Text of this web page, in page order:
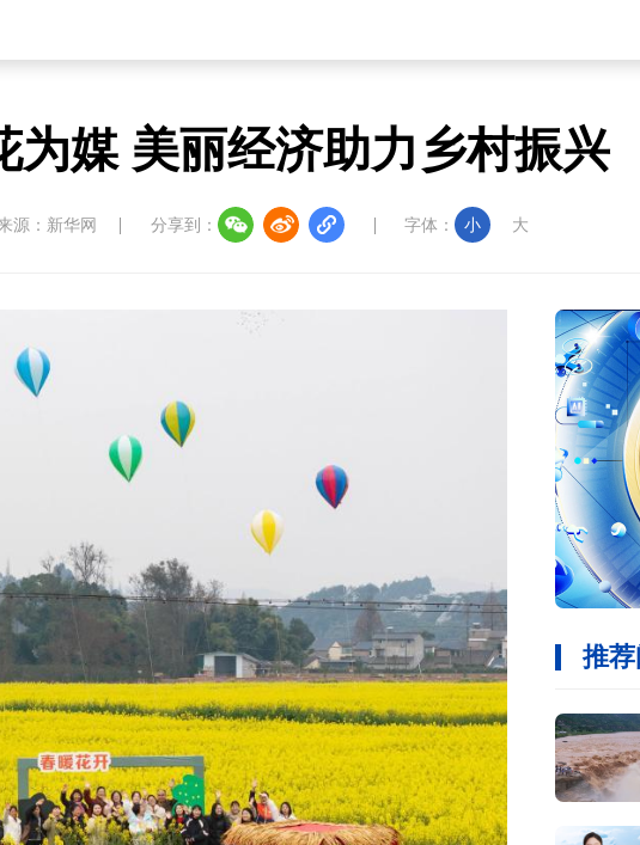
为媒 美丽经济助力乡村振兴
源：新华网 分享到： 字体： 小 大